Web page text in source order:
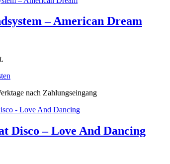
– American Dream
nach Zahlungseingang
Disco – Love And Dancing